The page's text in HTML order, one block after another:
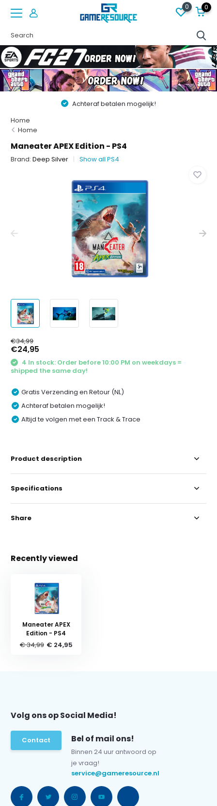
0 0
Achteraf betalen mogelijk!
Home
Home
Maneater APEX Edition - PS4
Brand:Deep Silver Show all PS4
€34,99
€24,95
4 In stock: Order before 10:00 PM on weekdays =
shipped the same day!
Gratis Verzending en Retour (NL)
Achteraf betalen mogelijk!
Altijd te volgen met een Track & Trace
Product description
Specifications
Share
Recently viewed
Maneater APEX
Edition - PS4
€ 34,99 € 24,95
Volg ons op Social Media!
Contact Bel of mail ons!
Binnen 24 uur antwoord op
je vraag!
service@gameresource.nl